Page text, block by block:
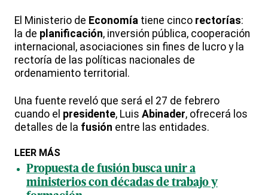
El Ministerio de Economía tiene cinco rectorías:
la de planificación, inversión pública, cooperación
internacional, asociaciones sin fines de lucro y la
rectoría de las políticas nacionales de
ordenamiento territorial.
Una fuente reveló que será el 27 de febrero
cuando el presidente, Luis Abinader, ofrecerá los
detalles de la fusión entre las entidades.
LEER MÁS
Propuesta de fusión busca unir a
ministerios con décadas de trabajo y